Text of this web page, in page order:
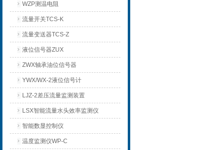
WZP测温电阻
流量开关TCS-K
流量变送器TCS-Z
液位信号器ZUX
ZWX轴承油位信号器
YWX/WX-2液位信号计
LJZ-2差压流量监测装置
LSX智能流量水头效率监测仪
智能数显控制仪
温度监测仪WP-C